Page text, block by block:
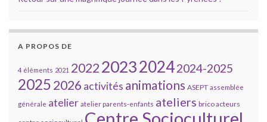
A PROPOS DE
4 éléments 2021 2022202320242024-2025
20252026 activités animations ASEPT assemblée
générale atelier atelier parents-enfants ateliers brico acteurs